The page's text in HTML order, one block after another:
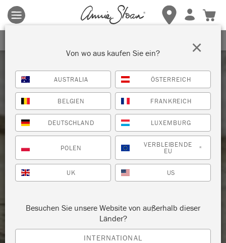
Es gelten die allgemeinen Geschäftsbedingungen.
hierfür weitere Informationen.
Von wo aus kaufen Sie ein?
AUSTRALIA ÖSTERREICH
BELGIEN FRANKREICH
DEUTSCHLAND LUXEMBURG
POLEN VERBLEIBENDE
EU *
UK US
Besuchen Sie unsere Website von außerhalb dieser
Länder?
INTERNATIONAL
×